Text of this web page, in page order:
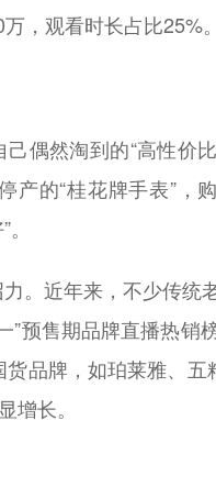
，观看时长占比25%。
然淘到的“高性价
的“桂花牌手表”，
。近年来，不少传统
预售期品牌直播热销
品牌，如珀莱雅、
长。